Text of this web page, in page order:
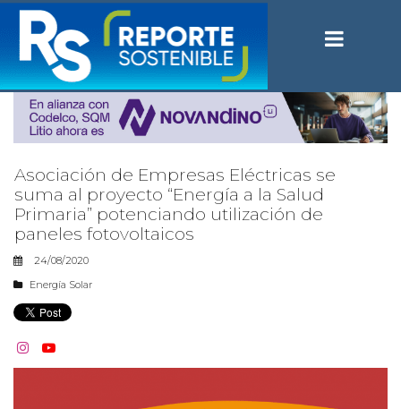
Asociación de Empresas Eléctricas se
suma al proyecto “Energía a la Salud
Primaria” potenciando utilización de
paneles fotovoltaicos
24/08/2020
Energía Solar
 